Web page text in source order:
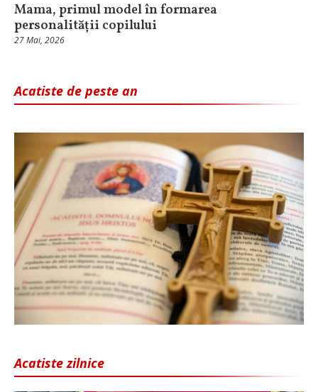
Mama, primul model în formarea
personalității copilului
27 Mai, 2026
Acatiste de peste an
Acatiste zilnice